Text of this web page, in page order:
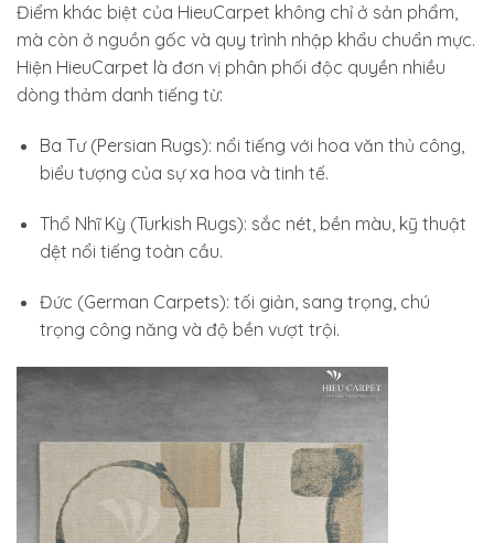
Điểm khác biệt của HieuCarpet không chỉ ở sản phẩm,
mà còn ở nguồn gốc và quy trình nhập khẩu chuẩn mực.
Hiện HieuCarpet là đơn vị phân phối độc quyền nhiều
dòng thảm danh tiếng từ:
Ba Tư (Persian Rugs): nổi tiếng với hoa văn thủ công,
biểu tượng của sự xa hoa và tinh tế.
Thổ Nhĩ Kỳ (Turkish Rugs): sắc nét, bền màu, kỹ thuật
dệt nổi tiếng toàn cầu.
Đức (German Carpets): tối giản, sang trọng, chú
trọng công năng và độ bền vượt trội.